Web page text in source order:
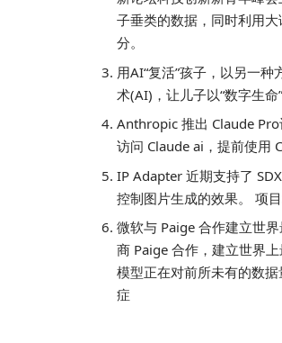
子垂类的数据，同时利用
分。
用AI“复活”孩子，以另一
术(AI)，让儿子以“数字生命
Anthropic 推出 Claude
访问 Claude ai，提前使用
IP Adapter 近期支持了
控制图片生成的效果。 项目
微软与 Paige 合作建立世
商 Paige 合作，建立世界
模型正在对前所未有的数
症